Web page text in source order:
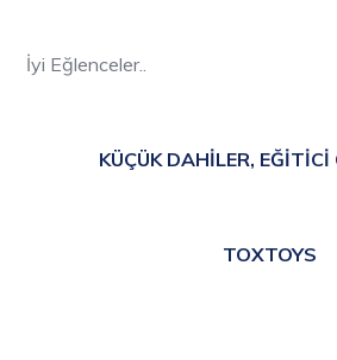
İyi Eğlenceler..
KÜÇÜK DAHİLER, EĞİTİCİ
TOXTOYS